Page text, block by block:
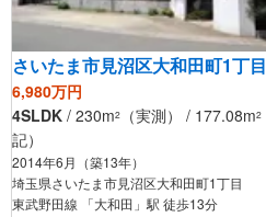
さいたま市見沼区大和田町1丁目
6,980万円
4SLDK / 230m2 （実測） / 177.08m2
記）
2014年6月（築13年）
埼玉県さいたま市見沼区大和田町1丁目
東武野田線 「大和田」駅 徒歩13分